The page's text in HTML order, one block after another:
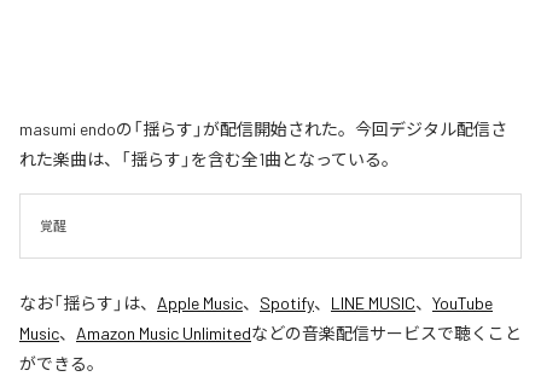
masumi endoの「揺らす」が配信開始された。今回デジタル配信さ
れた楽曲は、「揺らす」を含む全1曲となっている。
覚醒
なお「揺らす 」は、 Apple Music、 Spotify、 LINE MUSIC、 YouTube
Music、 Amazon Music Unlimitedなどの音楽配信サービスで聴くこと
ができる。